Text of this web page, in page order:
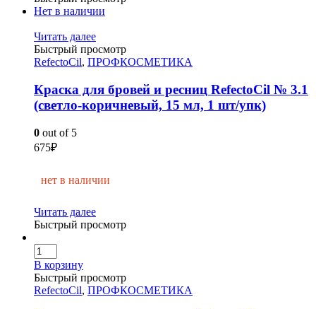
Нет в наличии
Читать далее
Быстрый просмотр
RefectoCil, ПРОФКОСМЕТИКА
Краска для бровей и ресниц RefectoCil № 3.1
(светло-коричневый, 15 мл, 1 шт/упк)
0 out of 5
675₽
нет в наличии
Читать далее
Быстрый просмотр
В корзину
Быстрый просмотр
RefectoCil, ПРОФКОСМЕТИКА